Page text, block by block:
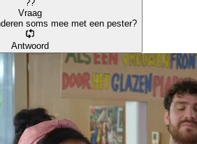
??
Vraag
soms mee met een pester?
Antwoord